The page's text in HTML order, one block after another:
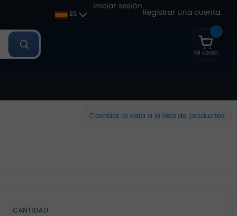
ES
Iniciar sesión
Registrar una cuenta
Mi cesta
Cambiar la vista a la lista de productos
CANTIDAD